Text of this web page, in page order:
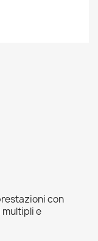
con
multipli e